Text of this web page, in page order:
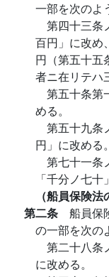
一部を次のよ
第四十三条
百円」に改め
円（第五十五
者ニ在リテハ
第五十条第
める。
第五十九条
円」に改める。
第七十一条
「千分ノ七十
（船員保険法
第二条 船員保
の一部を次の
第二十八条
に改める。